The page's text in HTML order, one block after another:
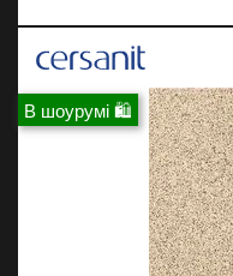
В шоурумі 🛍